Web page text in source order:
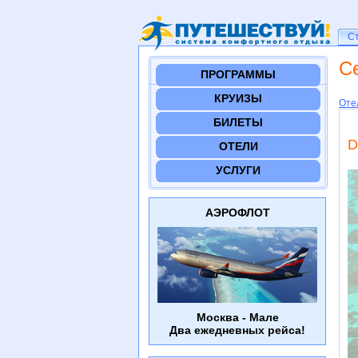
ПРОГРАММЫ
КРУИЗЫ
БИЛЕТЫ
ОТЕЛИ
УСЛУГИ
АЭРОФЛОТ
Москва - Мале
Два ежедневных рейса!